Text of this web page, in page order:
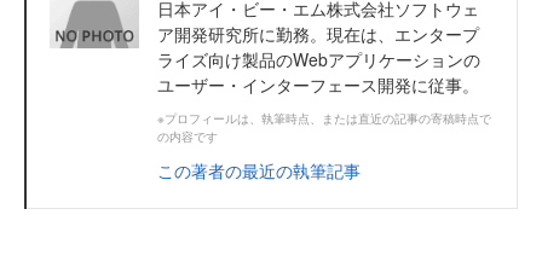
日本アイ・ビー・エム株式会社ソフトウェ
ア開発研究所に勤務。現在は、エンタープ
ライズ向け製品のWebアプリケーションの
ユーザー・インターフェース開発に従事。
※プロフィールは、執筆時点、または直近の記事の寄稿時点で
の内容です
この著者の最近の執筆記事